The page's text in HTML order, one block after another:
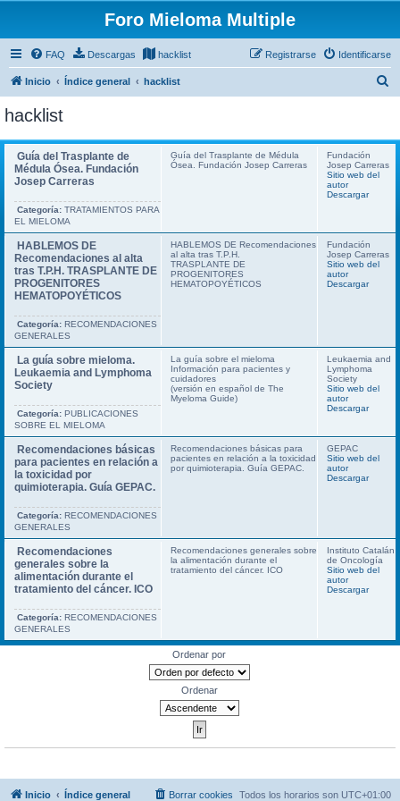
Foro Mieloma Multiple
FAQ Descargas hacklist Identificarse
Registrarse
Inicio Índice general hacklist
c
hacklist
Guía del Trasplante de
Médula Ósea. Fundación
Josep Carreras
Categoría: TRATAMIENTOS PARA
EL MIELOMA
Guía del Trasplante de Médula
Ósea. Fundación Josep Carreras
Fundación
Josep Carreras
Sitio web del
autor
Descargar
HABLEMOS DE
Recomendaciones al alta
tras T.P.H. TRASPLANTE DE
PROGENITORES
HEMATOPOYÉTICOS
Categoría: RECOMENDACIONES
GENERALES
HABLEMOS DE Recomendaciones
al alta tras T.P.H.
TRASPLANTE DE
PROGENITORES
HEMATOPOYÉTICOS
Fundación
Josep Carreras
Sitio web del
autor
Descargar
La guía sobre mieloma.
Leukaemia and Lymphoma
Society
Categoría: PUBLICACIONES
SOBRE EL MIELOMA
La guía sobre el mieloma
Información para pacientes y
cuidadores
(versión en español de The
Myeloma Guide)
Leukaemia and
Lymphoma
Society
Sitio web del
autor
Descargar
Recomendaciones básicas
para pacientes en relación a
la toxicidad por
quimioterapia. Guía GEPAC.
Categoría: RECOMENDACIONES
GENERALES
Recomendaciones básicas para
pacientes en relación a la toxicidad
por quimioterapia. Guía GEPAC.
GEPAC
Sitio web del
autor
Descargar
Recomendaciones
generales sobre la
alimentación durante el
tratamiento del cáncer. ICO
Categoría: RECOMENDACIONES
GENERALES
Recomendaciones generales sobre
la alimentación durante el
tratamiento del cáncer. ICO
Instituto Catalán
de Oncología
Sitio web del
autor
Descargar
Ordenar por
Ordenar
Inicio Índice general Todos los horarios son UTC+01:00
Borrar cookies